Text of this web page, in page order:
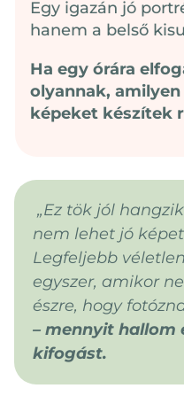
Egy igazán jó
hanem a belső
Ha egy órára
olyannak,
képeket készítek
„Ez tök jól
nem lehet jó
Legfeljebb
egyszer, amikor
észre, hogy
– mennyit hallom
kifogást.